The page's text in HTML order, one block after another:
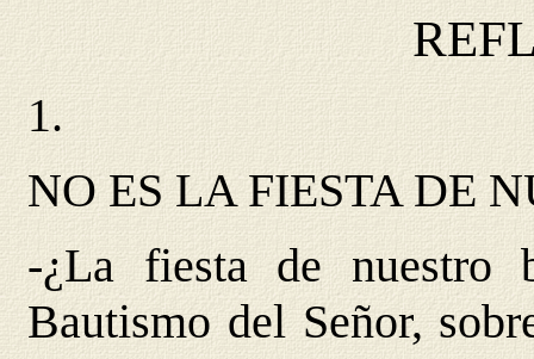
1.
NO ES LA FIESTA DE
-¿La fiesta de nuestro
Bautismo del Señor,